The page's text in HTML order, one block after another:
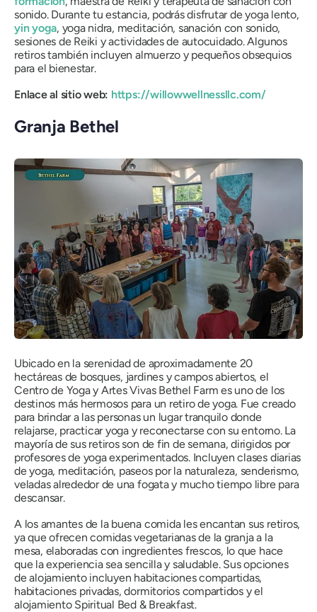
sonido. Durante tu estancia, podrás disfrutar de yoga lento,
yin yoga, yoga nidra, meditación, sanación con sonido,
sesiones de Reiki y actividades de autocuidado. Algunos
retiros también incluyen almuerzo y pequeños obsequios
para el bienestar.
Enlace al sitio web: https://willowwellnessllc.com/
Granja Bethel
Ubicado en la serenidad de aproximadamente 20
hectáreas de bosques, jardines y campos abiertos, el
Centro de Yoga y Artes Vivas Bethel Farm es uno de los
destinos más hermosos para un retiro de yoga. Fue creado
para brindar a las personas un lugar tranquilo donde
relajarse, practicar yoga y reconectarse con su entorno. La
mayoría de sus retiros son de fin de semana, dirigidos por
profesores de yoga experimentados. Incluyen clases diarias
de yoga, meditación, paseos por la naturaleza, senderismo,
veladas alrededor de una fogata y mucho tiempo libre para
descansar.
A los amantes de la buena comida les encantan sus retiros,
ya que ofrecen comidas vegetarianas de la granja a la
mesa, elaboradas con ingredientes frescos, lo que hace
que la experiencia sea sencilla y saludable. Sus opciones
de alojamiento incluyen habitaciones compartidas,
habitaciones privadas, dormitorios compartidos y el
alojamiento Spiritual Bed & Breakfast.